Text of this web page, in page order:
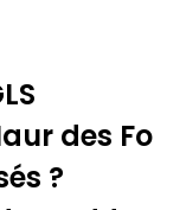
Fo
des Fo
?